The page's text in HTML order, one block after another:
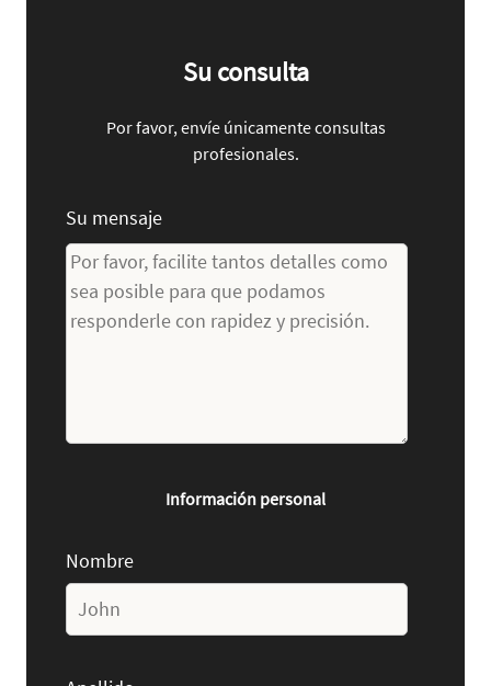
Su consulta
Por favor, envíe únicamente consultas
profesionales.
Su mensaje
Información personal
Nombre